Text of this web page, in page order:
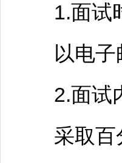
1.面试
以电子邮
2.面试
采取百分